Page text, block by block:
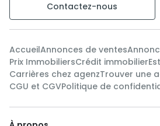
Contactez-nous
AccueilAnnonces de ventes
Prix ImmobiliersCrédit immobilier
Carrières chez agenzTrouver une
CGU et CGVPolitique de